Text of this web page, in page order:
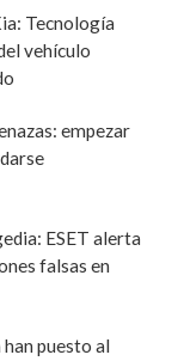
Tecnología
vehículo
empezar
ESET alerta
falsas en
puesto al